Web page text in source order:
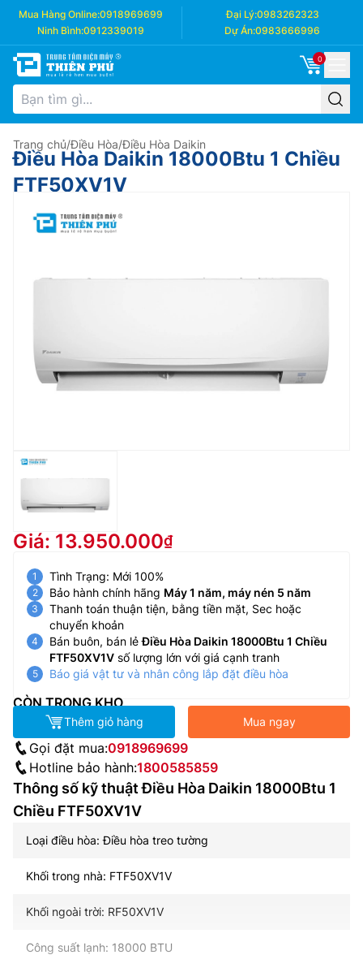
Mua Hàng Online:0918969699 Đại Lý:0983262323
Ninh Bình:0912339019 Dự Án:0983666996
0
Trang chủ/Điều Hòa/Điều Hòa Daikin
Điều Hòa Daikin 18000Btu 1 Chiều
FTF50XV1V
Giá: 13.950.000
Tình Trạng: Mới 100%
Bảo hành chính hãng Máy 1 năm, máy nén 5 năm
Thanh toán thuận tiện, bằng tiền mặt, Sec hoặc
chuyển khoản
Bán buôn, bán lẻĐiều Hòa Daikin 18000Btu 1 Chiều
FTF50XV1V số lượng lớn với giá cạnh tranh
Báo giá vật tư và nhân công lắp đặt điều hòa
CÒN TRONG KHO
Thêm giỏ hàng Mua ngay
Gọi đặt mua:0918969699
Hotline bảo hành:1800585859
Thông số kỹ thuật Điều Hòa Daikin 18000Btu 1
Chiều FTF50XV1V
Loại điều hòa: Điều hòa treo tường
Khối trong nhà: FTF50XV1V
Khối ngoài trời: RF50XV1V
Công suất lạnh: 18000 BTU